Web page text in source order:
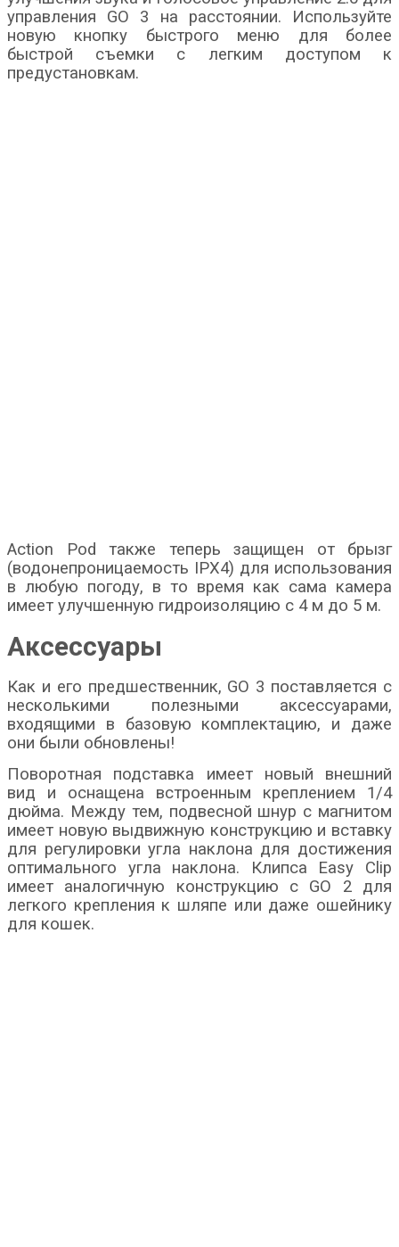
управления GO 3 на расстоянии. Используйте
новую кнопку быстрого меню для более
быстрой съемки с легким доступом к
предустановкам.
Action Pod также теперь защищен от брызг
(водонепроницаемость IPX4) для использования
в любую погоду, в то время как сама камера
имеет улучшенную гидроизоляцию с 4 м до 5 м.
Аксессуары
Как и его предшественник, GO 3 поставляется с
несколькими полезными аксессуарами,
входящими в базовую комплектацию, и даже
они были обновлены!
Поворотная подставка имеет новый внешний
вид и оснащена встроенным креплением 1/4
дюйма. Между тем, подвесной шнур с магнитом
имеет новую выдвижную конструкцию и вставку
для регулировки угла наклона для достижения
оптимального угла наклона. Клипса Easy Clip
имеет аналогичную конструкцию с GO 2 для
легкого крепления к шляпе или даже ошейнику
для кошек.